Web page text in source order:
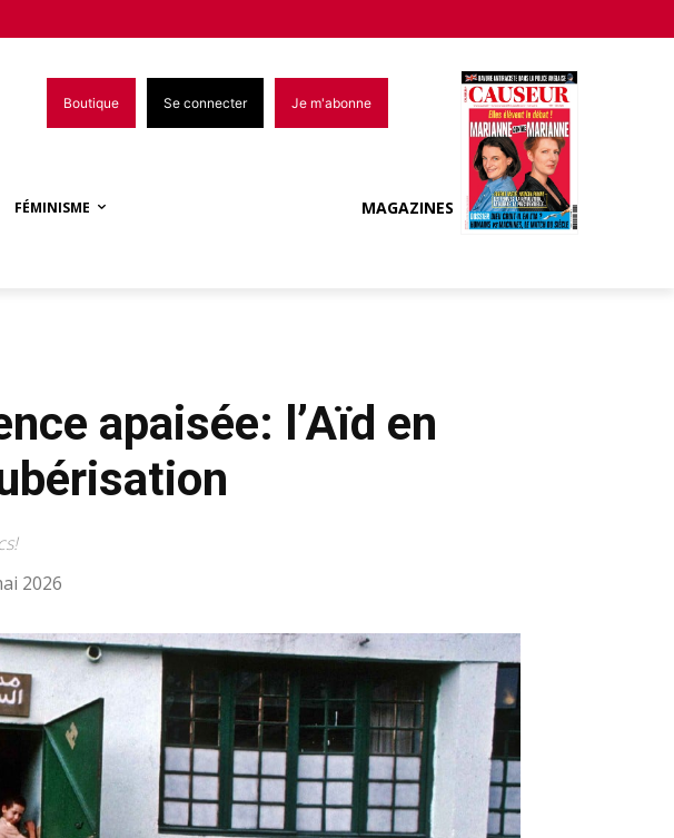
Boutique Se connecter Je m'abonne
FÉMINISME MAGAZINES
apaisée: l’Aïd en
2026